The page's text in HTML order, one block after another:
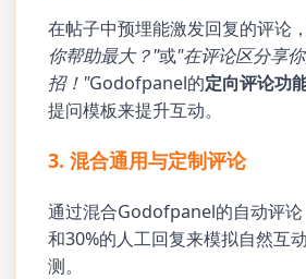
在帖子中预埋能激发回复的评论
你帮助最大？"或"在评论区分享
招！"Godofpanel的定向评论功
提问模板来提升互动。
3. 混合通用与定制评论
通过混合Godofpanel的自动评论
和30%的人工回复来模拟自然互
测。